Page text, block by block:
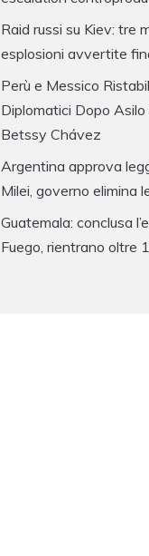
Raid russi su Kiev: tre
esplosioni avvertite
Perù e Messico
Diplomatici Dopo
Betssy Chávez
Argentina approva
Milei, governo elimina
Guatemala: conclusa
Fuego, rientrano oltre